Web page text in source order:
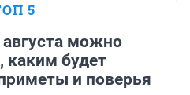
5
августа можно
каким будет
и поверья